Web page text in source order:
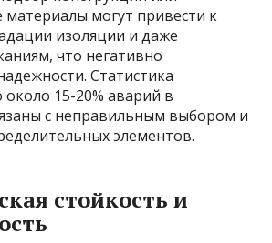
материалы могут привести к
изоляции и даже
что негативно
Статистика
около 15-20% аварий в
с неправильным выбором и
элементов.
стойкость и